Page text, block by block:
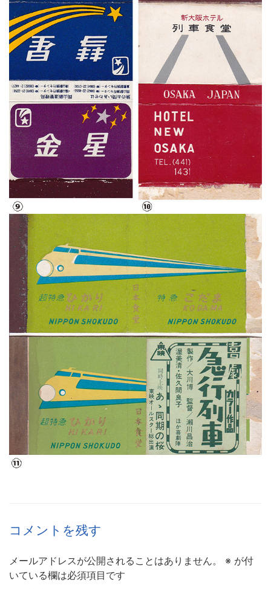
コメントを残す
メールアドレスが公開されることはありません。 ※ が付
いている欄は必須項目です